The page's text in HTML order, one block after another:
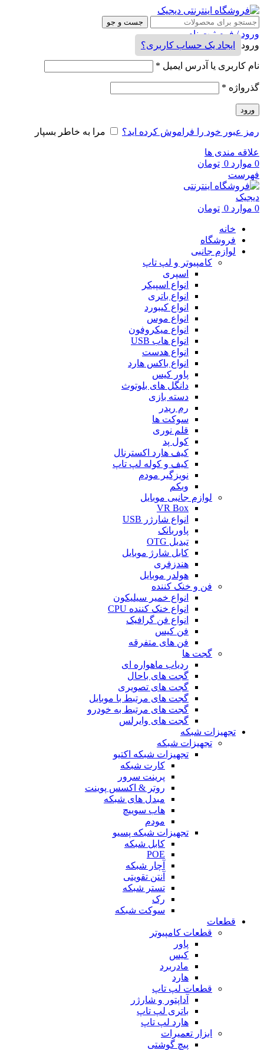
جست و جو
ورود / فرم ثبت نام
ورود
ایجاد یک حساب کاربری؟
نام کاربری یا آدرس ایمیل *
گذرواژه *
ورود
رمز عبور خود را فراموش کرده اید؟ مرا به خاطر بسپار
علاقه مندی ها
0 موارد 0 تومان
فهرست
0 موارد 0 تومان
خانه
فروشگاه
لوازم جانبی
کامپیوتر و لپ تاپ
اسپری
انواع اسپیکر
انواع باتری
انواع کیبورد
انواع موس
انواع میکروفون
انواع هاب USB
انواع هدست
انواع باکس هارد
پاور کیس
دانگل های بلوتوث
دسته بازی
رم ریدر
سوکت ها
قلم نوری
کول پد
کیف هارد اکسترنال
کیف و کوله لپ تاپ
نویزگیر مودم
وبکم
لوازم جانبی موبایل
VR Box
انواع شارژر USB
پاوربانک
تبدیل OTG
کابل شارژ موبایل
هندزفری
هولدر موبایل
فن و خنک کننده
انواع خمیر سیلیکون
انواع خنک کننده CPU
انواع فن گرافیک
فن کیس
فن های متفرقه
گجت ها
ردیاب ماهواره ای
گجت های باحال
گجت های تصویری
گجت های مرتبط با موبایل
گجت های مرتبط به خودرو
گجت های وایرلس
تجهیزات شبکه
تجهیزات شبکه
تجهیزات شبکه اکتیو
کارت شبکه
پرینت سرور
روتر & اکسس پوینت
مبدل های شبکه
هاب سوییچ
مودم
تجهیزات شبکه پسیو
کابل شبکه
POE
آچار شبکه
آنتن تقویتی
تستر شبکه
رک
سوکت شبکه
قطعات
قطعات کامپیوتر
پاور
کیس
مادربرد
هارد
قطعات لپ تاپ
آداپتور و شارژر
باتری لپ تاپ
هارد لپ تاپ
ابزار تعمیرات
پیچ گوشتی